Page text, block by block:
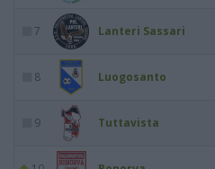
7 Lanteri Sassari
8 Luogosanto
9 Tuttavista